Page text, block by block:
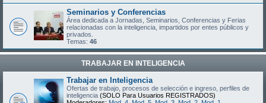
Seminarios y Conferencias
Área dedicada a Jornadas, Seminarios, Conferencias y Ferias
relacionadas con la inteligencia, impartidos por entes públicos y
privados.
Temas: 46
TRABAJAR EN INTELIGENCIA
Trabajar en Inteligencia
Ofertas de trabajo, procesos de selección e ingreso, perfiles de
inteligencia (SOLO Para Usuarios REGISTRADOS)